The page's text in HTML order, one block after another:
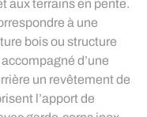
aux terrains en pente.
à une
bois ou structure
d’une
un revêtement de
l’apport de